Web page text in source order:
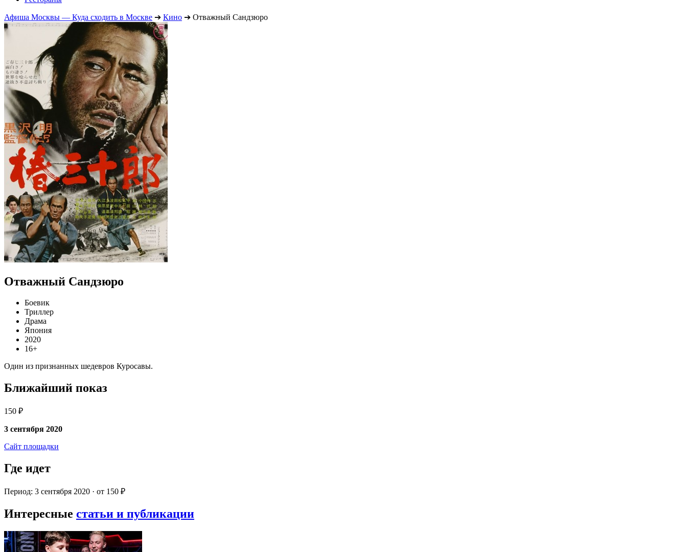
Афиша Москвы — Куда сходить в Москве ➔ Кино ➔ Отважный Сандзюро
Отважный Сандзюро
Боевик
Триллер
Драма
Япония
2020
16+
Один из признанных шедевров Куросавы.
Ближайший показ
150 ₽
3 сентября 2020
Сайт площадки
Где идет
Период: 3 сентября 2020 · от 150 ₽
Интересные статьи и публикации